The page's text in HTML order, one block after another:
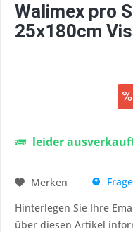
Walimex pro
25x180cm
leider
Merken
Hinterlegen Sie Ihre
über diesen Artikel